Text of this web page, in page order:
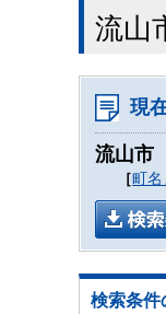
流山
現
流山市
［町名
検索条件